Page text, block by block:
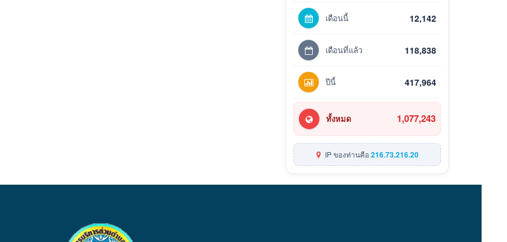
เดือนนี้ 12,142
เดือนที่แล้ว 118,838
ปีนี้ 417,964
ทั้งหมด 1,077,243
IP ของท่านคือ216.73.216.20